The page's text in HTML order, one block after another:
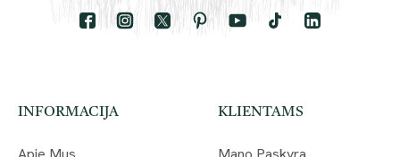
INFORMACIJA KLIENTAMS